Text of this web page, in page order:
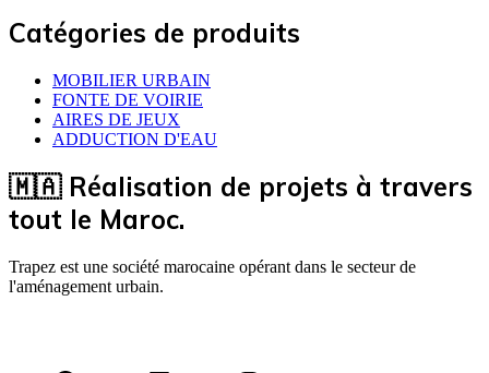
Catégories de produits
MOBILIER URBAIN
FONTE DE VOIRIE
AIRES DE JEUX
ADDUCTION D'EAU
🇲🇦 Réalisation de projets à travers
tout le Maroc.
Trapez est une société marocaine opérant dans le secteur de
l'aménagement urbain.